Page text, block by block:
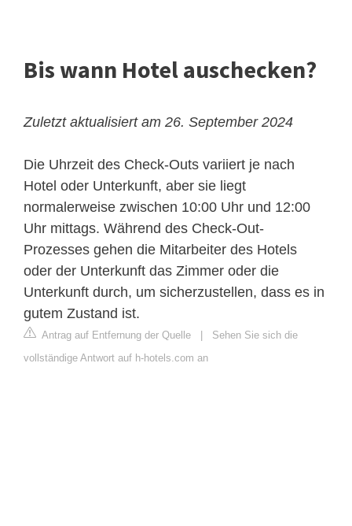
Bis wann Hotel auschecken?
Zuletzt aktualisiert am 26. September 2024
Die Uhrzeit des Check-Outs variiert je nach
Hotel oder Unterkunft, aber sie liegt
normalerweise zwischen 10:00 Uhr und 12:00
Uhr mittags. Während des Check-Out-
Prozesses gehen die Mitarbeiter des Hotels
oder der Unterkunft das Zimmer oder die
Unterkunft durch, um sicherzustellen, dass es in
gutem Zustand ist.
Antrag auf Entfernung der Quelle
Sehen Sie sich die
vollständige Antwort auf h-hotels.com an